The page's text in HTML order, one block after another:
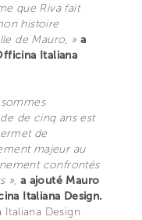
que Riva fait
histoire
de Mauro, » a
Italiana
de cinq ans est
de
majeur au
confrontés
», a ajouté Mauro
Italiana Design.
Design